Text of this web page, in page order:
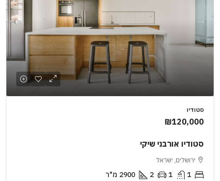
סטודיו
₪120,000
סטודיו אורבני שיקי
ירושלים, ישראל
1
1
2
2900 מ"ר